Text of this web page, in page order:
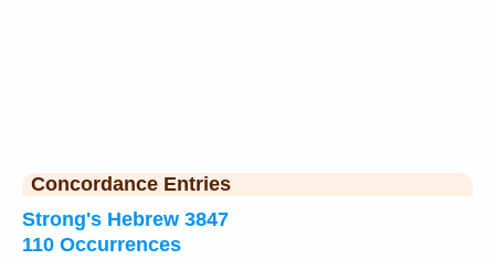
Concordance Entries
Strong's Hebrew 3847
110 Occurrences